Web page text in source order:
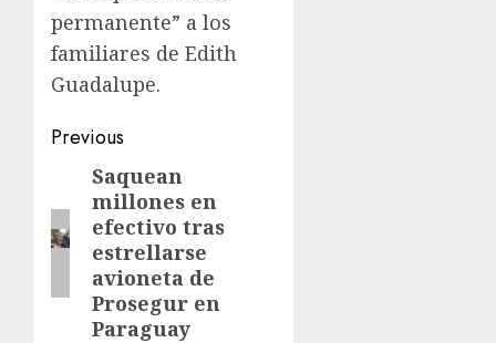
permanente” a los
familiares de Edith
Guadalupe.
Previous
Saquean
millones en
efectivo tras
estrellarse
avioneta de
Prosegur en
Paraguay